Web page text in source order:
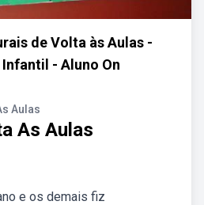
de Volta às Aulas -
- Aluno On
Aulas
As Aulas
e os demais fiz